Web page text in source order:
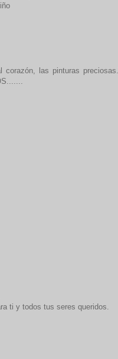
corazón, las pinturas
ti y todos tus seres queridos.